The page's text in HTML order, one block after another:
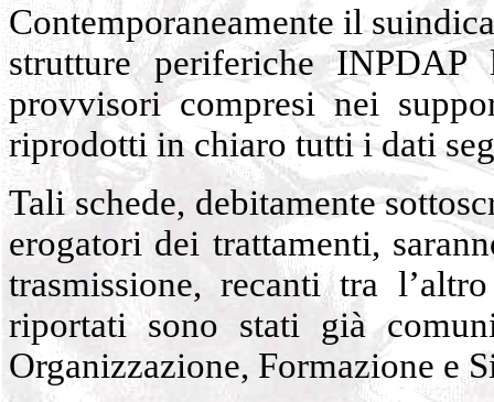
Contemporaneamente il
strutture periferiche
provvisori compresi nei
riprodotti in chiaro tutti i dati
Tali schede, debitamente
erogatori dei trattamenti,
trasmissione, recanti tra
riportati sono stati già
Organizzazione, Formazione e